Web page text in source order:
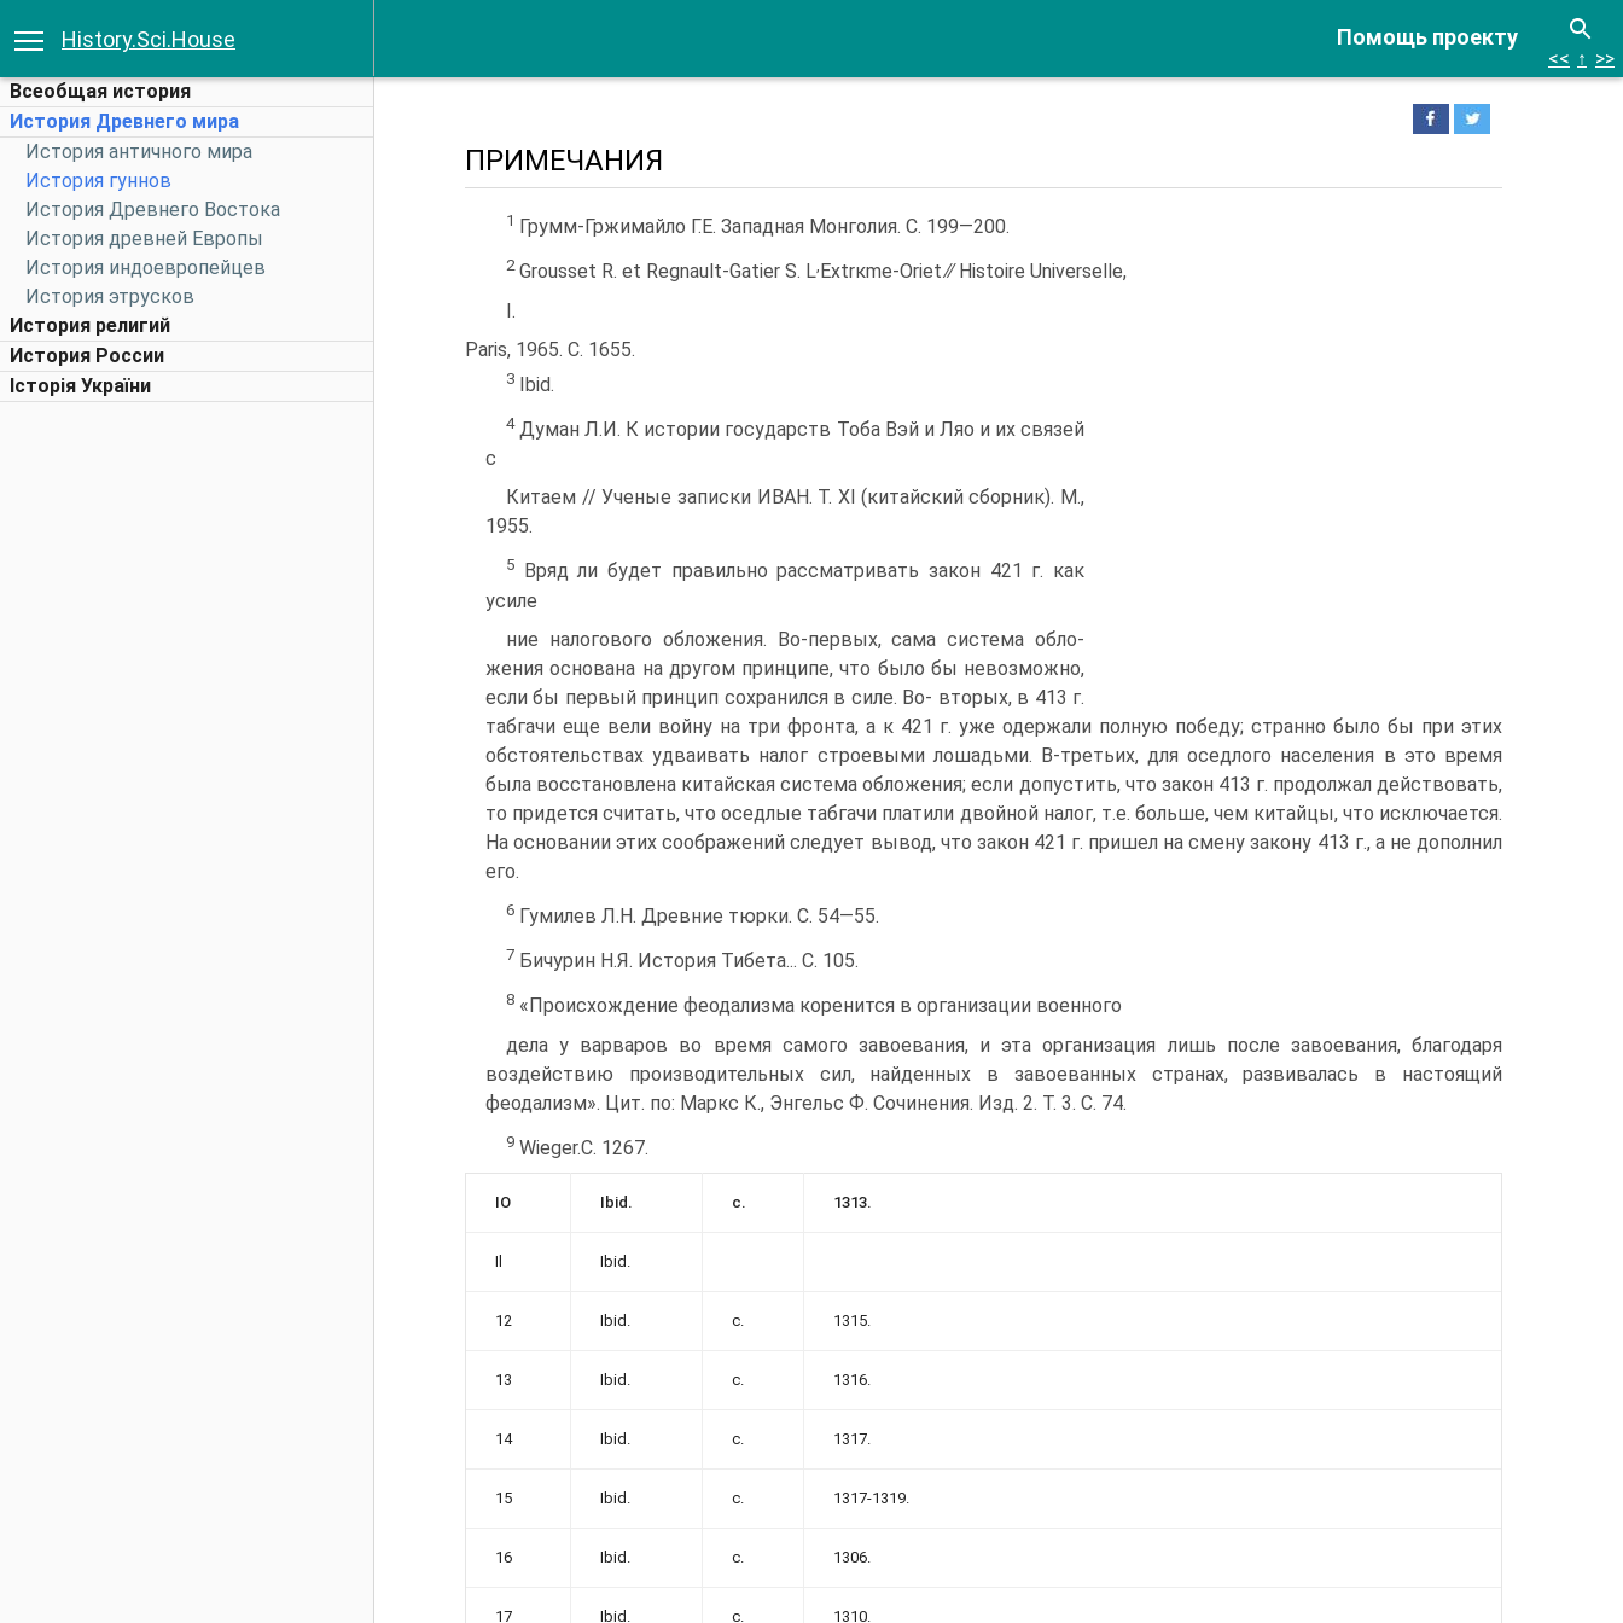
Помощь проекту
History.Sci.House
Всеобщая история
История Древнего мира
История античного мира
История гуннов
История Древнего Востока
История древней Европы
История индоевропейцев
История этрусков
История религий
История России
Історія України
<< ↑ >>
ПРИМЕЧАНИЯ
1 Грумм-Гржимайло Г.Е. Западная Монголия. С. 199—200.
2Grousset R. et Regnault-Gatier S. L, Extrκme-Oriet ∕∕ Histoire Universelle,
I.
Paris, 1965. С. 1655.
3 Ibid.
4Думан Л.И. К истории государств Тоба Вэй и Ляо и их связей
с
Китаем // Ученые записки ИВАН. Т. Xl (китайский сбор­ник). M.,
1955.
5
Вряд ли будет правильно рассматривать закон 421 г. как
усиле­
ние налогового обложения. Во-первых, сама система обло­
жения основана на другом принципе, что было бы невоз­можно,
если бы первый принцип сохранился в силе. Во- вторых, в 413 г.
табгачи еще вели войну на три фронта, а к 421 г. уже одержали полную победу; странно было бы при этих
обстоятельствах удваивать налог строевыми лошадьми. В-третьих, для оседлого населения в это время
была восста­новлена китайская система обложения; если допустить, что закон 413 г. продолжал действовать,
то придется считать, что оседлые табгачи платили двойной налог, т.е. больше, чем китайцы, что исключается.
На основании этих сообра­жений следует вывод, что закон 421 г. пришел на смену закону 413 г., а не дополнил
его.
6 Гумилев Л.Н. Древние тюрки. С. 54—55.
7 Бичурин Н.Я. История Тибета... С. 105.
8 «Происхождение феодализма коренится в организации военного
дела у варваров во время самого завоевания, и эта организа­ция лишь после завоевания, благодаря
воздействию произ­водительных сил, найденных в завоеванных странах, раз­вивалась в настоящий
феодализм». Цит. по: Маркс К., Эн­гельс Ф. Сочинения. Изд. 2. Т. 3. С. 74.
9 Wieger.С. 1267.
IO Ibid. с. 1313.
Il Ibid.
12 Ibid. с. 1315.
13 Ibid. с. 1316.
14 Ibid. с. 1317.
15 Ibid. с. 1317-1319.
16 Ibid. с. 1306.
17 Ibid. с. 1310.